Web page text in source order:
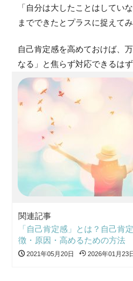
「自分は大したことはしてい
までできたとプラスに捉えてみ
自己肯定感を高めておけば、
なる」と焦らず対応できるはず
関連記事
「自己肯定感」とは？自己肯
徴・原因・高めるための方法
2021年05月20日 2026年01月23